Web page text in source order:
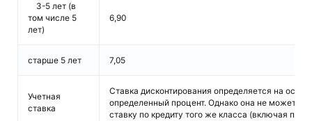
3-5 лет (в
том числе 5
лет)
6,90
старше 5 лет 7,05
Учетная
ставка
Ставка дисконтирования определяется на
определенный процент. Однако она не может
ставку по кредиту того же класса (включая